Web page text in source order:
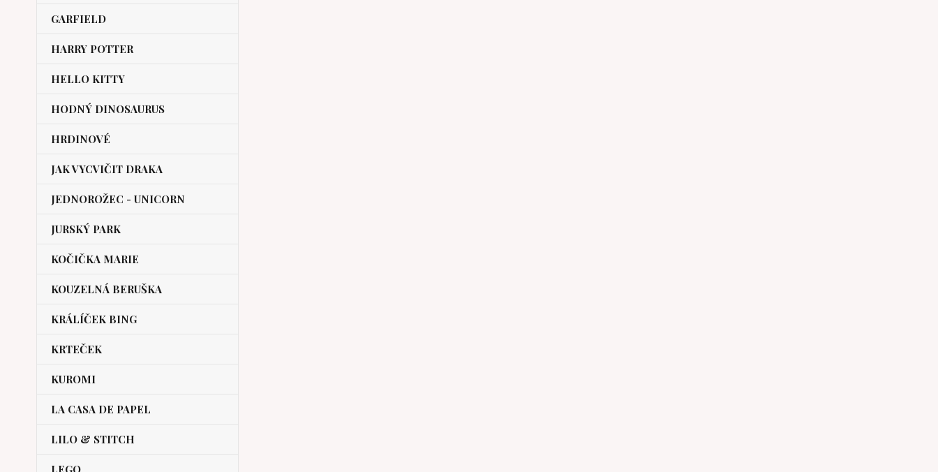
GARFIELD
HARRY POTTER
HELLO KITTY
HODNÝ DINOSAURUS
HRDINOVÉ
JAK VYCVIČIT DRAKA
JEDNOROŽEC - UNICORN
JURSKÝ PARK
KOČIČKA MARIE
KOUZELNÁ BERUŠKA
KRÁLÍČEK BING
KRTEČEK
KUROMI
LA CASA DE PAPEL
LILO & STITCH
LEGO